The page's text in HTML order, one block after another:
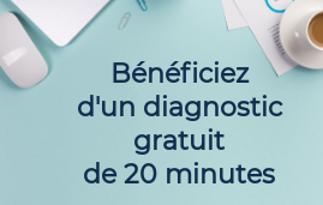
Bénéficiez
d'un diagnostic
gratuit
de 20 minutes